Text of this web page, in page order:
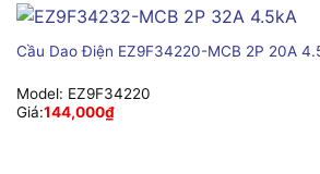
Cầu Dao Điện EZ9F34220-MCB 2P 20A
Model: EZ9F34220
Giá:144,000₫